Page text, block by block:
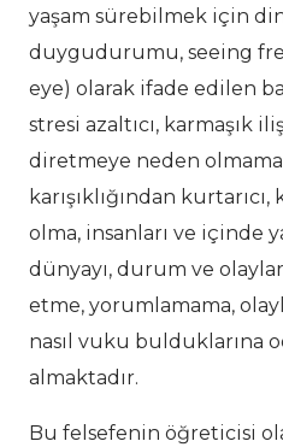
yaşam sürebilmek için
duygudurumu, seeing
eye) olarak ifade edilen
stresi azaltıcı, karmaşık
diretmeye neden
karışıklığından
olma, insanları ve içinde
dünyayı, durum ve
etme, yorumlamama,
nasıl vuku bulduklarına
almaktadır.
Bu felsefenin öğreticisi